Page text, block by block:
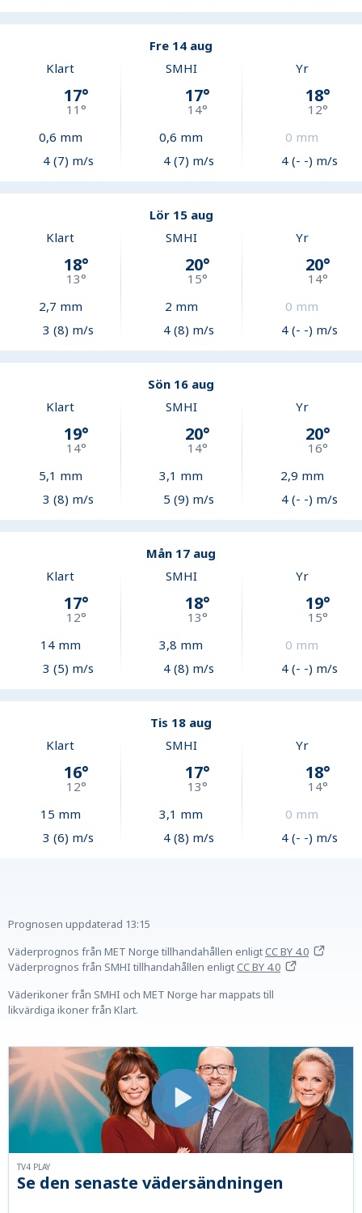
Fre 14 aug
Klart
17°
11°
0,6 mm
4 (7) m/s
SMHI
17°
14°
0,6 mm
4 (7) m/s
Yr
18°
12°
0 mm
4 (- -) m/s
Lör 15 aug
Klart
18°
13°
2,7 mm
3 (8) m/s
SMHI
20°
15°
2 mm
4 (8) m/s
Yr
20°
14°
0 mm
4 (- -) m/s
Sön 16 aug
Klart
19°
14°
5,1 mm
3 (8) m/s
SMHI
20°
14°
3,1 mm
5 (9) m/s
Yr
20°
16°
2,9 mm
4 (- -) m/s
Mån 17 aug
Klart
17°
12°
14mm
3 (5) m/s
SMHI
18°
13°
3,8 mm
4 (8) m/s
Yr
19°
15°
0 mm
4 (- -) m/s
Tis 18 aug
Klart
16°
12°
15 mm
3 (6) m/s
SMHI
17°
13°
3,1 mm
4 (8) m/s
Yr
18°
14°
0 mm
4 (- -) m/s
Prognosen uppdaterad 13:15
Väderprognos från MET Norge tillhandahållen enligtCC BY 4.0
Väderprognos från SMHI tillhandahållen enligtCC BY 4.0
Väderikoner från SMHI och MET Norge har mappats till
likvärdiga ikoner från Klart.
Se den senaste vädersändningen
TV4 PLAY